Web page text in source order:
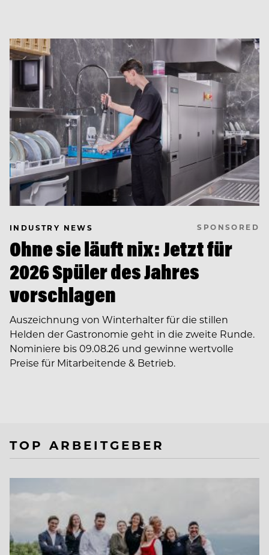
INDUSTRY NEWS SPONSORED
Ohne sie läuft nix: Jetzt für
2026 Spüler des Jahres
vorschlagen
Auszeichnung von Winterhalter für die stillen
Helden der Gastronomie geht in die zweite Runde.
Nominiere bis 09.08.26 und gewinne wertvolle
Preise für Mitarbeitende & Betrieb.
TOP ARBEITGEBER